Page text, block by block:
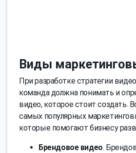
Виды
При разработке стратегии
команда должна понимать и
видео, которое стоит создать.
самых популярных
которые помогают бизнесу
Брендовое видео.